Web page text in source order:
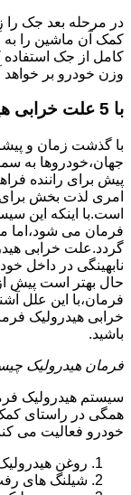
در مرحله بعد جک را
کمک آن ماشین را به
کامل از جک
وزن خودرو بر خواهد
با 5 علت خرابی هیدرولیک فرمان آشنا شوید
با گذشت زمان و
جهان،خودروها به
پیش برای راننده
امری لذت بخش
است.با اینکه این
فرمان می شود،اما
گردد.علت خرابی
نابهینگی در داخل
حال بهتر است پیش
خرابی هیدرولیک
باشید.
فرمان هیدرولیک
سیستم هیدرولیک
همگی در راستای
خودرو فعالیت می
روغن
شیلنگ های